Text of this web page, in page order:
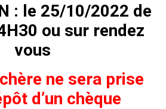
: le 25/10/2022 de
ou sur rendez
vous
ne sera prise
d’un chèque